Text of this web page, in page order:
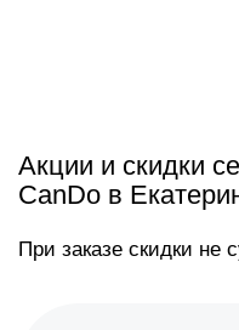
Акции и скидки
CanDo в
При заказе скидки не